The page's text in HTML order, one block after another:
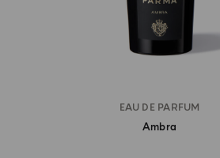
EAU DE PARFUM
Ambra